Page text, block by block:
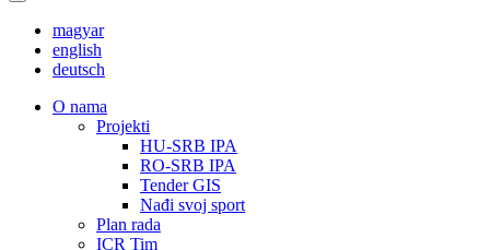
magyar
english
deutsch
О nama
Projekti
HU-SRB IPA
RO-SRB IPA
Tender GIS
Nađi svoj sport
Plan rada
ICR Tim